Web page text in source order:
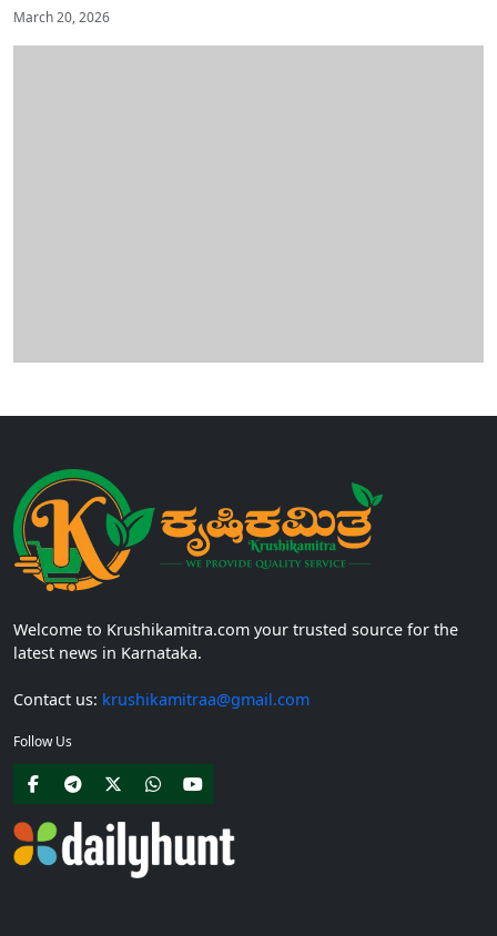
March 20, 2026
Welcome to Krushikamitra.com your trusted source for the
latest news in Karnataka.
Contact us: krushikamitraa@gmail.com
Follow Us